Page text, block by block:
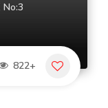
822+